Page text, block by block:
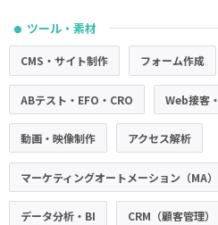
● ツール・素材
CMS・サイト制作 フォーム作成
ABテスト・EFO・CRO Web接客
動画・映像制作 アクセス解析
マーケティングオートメーション（MA）
データ分析・BI CRM（顧客管理）